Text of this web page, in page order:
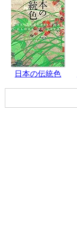
日本の伝統色